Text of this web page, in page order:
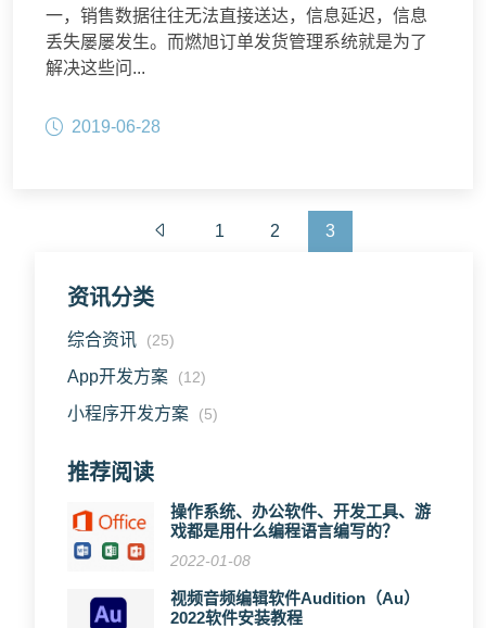
一，销售数据往往无法直接送达，信息延迟，信息
丢失屡屡发生。而燃旭订单发货管理系统就是为了
解决这些问...
2019-06-28
1 2 3
资讯分类
综合资讯 (25)
App开发方案 (12)
小程序开发方案 (5)
推荐阅读
操作系统、办公软件、开发工具、游
戏都是用什么编程语言编写的？
2022-01-08
视频音频编辑软件Audition（Au）
2022软件安装教程